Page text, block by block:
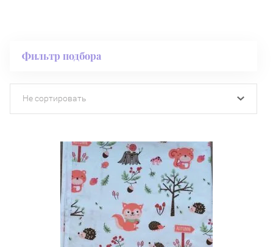
Фильтр подбора
Не сортировать